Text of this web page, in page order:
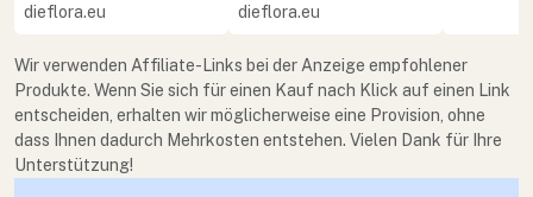
dieflora.eu
dieflora.eu
Wir verwenden Affiliate-Links bei der Anzeige empfohlener
Produkte. Wenn Sie sich für einen Kauf nach Klick auf einen Link
entscheiden, erhalten wir möglicherweise eine Provision, ohne
dass Ihnen dadurch Mehrkosten entstehen. Vielen Dank für Ihre
Unterstützung!